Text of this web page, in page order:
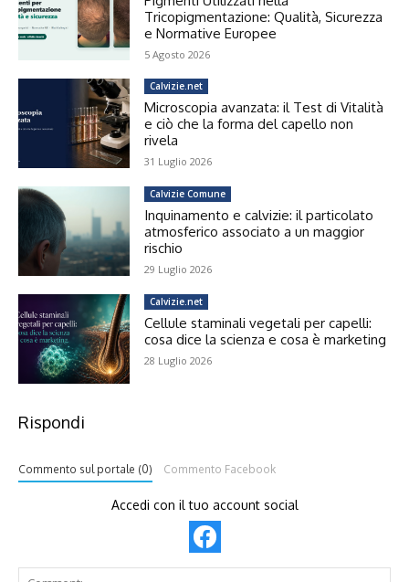
Tricopigmentazione: Qualità, Sicurezza
e Normative Europee
5 Agosto 2026
Calvizie.net
Microscopia avanzata: il Test di Vitalità
e ciò che la forma del capello non
rivela
31 Luglio 2026
Calvizie Comune
Inquinamento e calvizie: il particolato
atmosferico associato a un maggior
rischio
29 Luglio 2026
Calvizie.net
Cellule staminali vegetali per capelli:
cosa dice la scienza e cosa è marketing
28 Luglio 2026
Rispondi
Commento sul portale (0) Commento Facebook
Accedi con il tuo account social